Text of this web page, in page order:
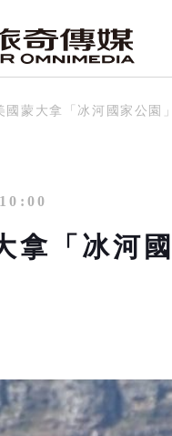
國蒙大拿「冰河國家公園
拿「冰河